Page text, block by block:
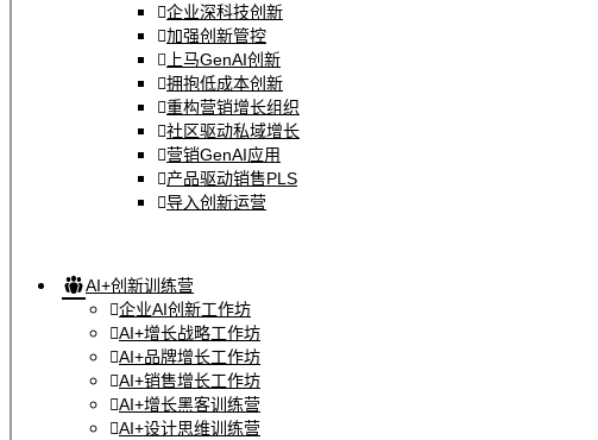
企业深科技创新
加强创新管控
上马GenAI创新
拥抱低成本创新
重构营销增长组织
社区驱动私域增长
营销GenAI应用
产品驱动销售PLS
导入创新运营
AI+创新训练营
企业AI创新工作坊
AI+增长战略工作坊
AI+品牌增长工作坊
AI+销售增长工作坊
AI+增长黑客训练营
AI+设计思维训练营